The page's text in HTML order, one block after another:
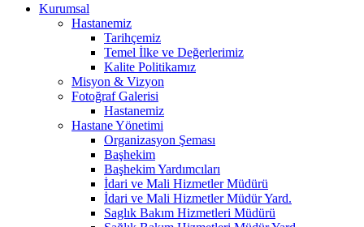
Kurumsal
Hastanemiz
Tarihçemiz
Temel İlke ve Değerlerimiz
Kalite Politikamız
Misyon & Vizyon
Fotoğraf Galerisi
Hastanemiz
Hastane Yönetimi
Organizasyon Şeması
Başhekim
Başhekim Yardımcıları
İdari ve Mali Hizmetler Müdürü
İdari ve Mali Hizmetler Müdür Yard.
Saglık Bakım Hizmetleri Müdürü